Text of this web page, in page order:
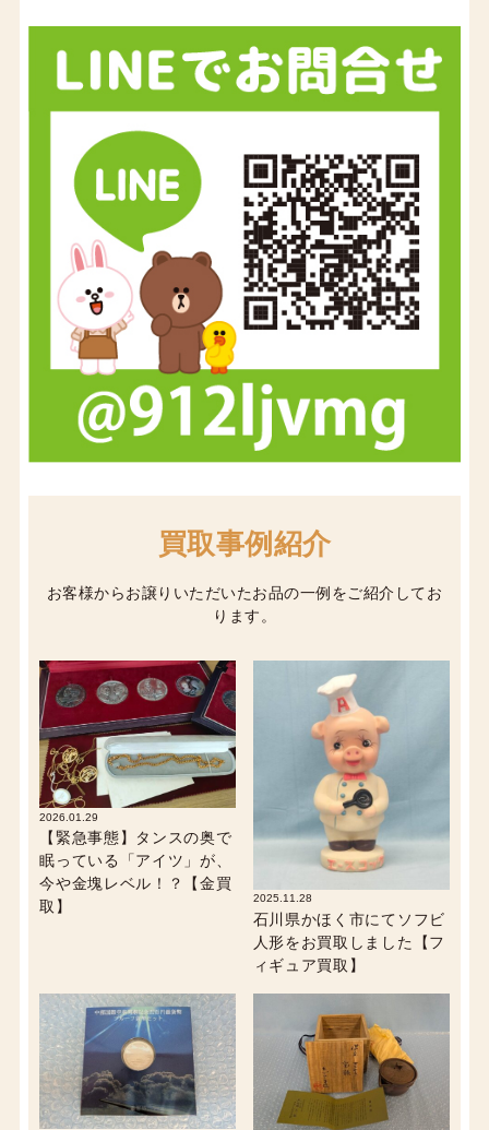
買取事例紹介
お客様からお譲りいただいたお品の一例をご紹介してお
ります。
2026.01.29
【緊急事態】タンスの奥で
眠っている「アイツ」が、
今や金塊レベル！？【金買
取】
2025.11.28
石川県かほく市にてソフビ
人形をお買取しました【フ
ィギュア買取】